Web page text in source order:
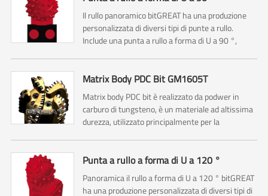
Il rullo panoramico bitGREAT ha una produzione
personalizzata di diversi tipi di punte a rullo.
Include una punta a rullo a forma di U a 90 °,
Matrix Body PDC Bit GM1605T
Matrix body PDC bit è realizzato da podwer in
carburo di tungsteno, è un materiale ad altissima
durezza, utilizzato principalmente per la
Punta a rullo a forma di U a 120 °
Panoramica il rullo a forma di U a 120 ° bitGREAT
ha una produzione personalizzata di diversi tipi di